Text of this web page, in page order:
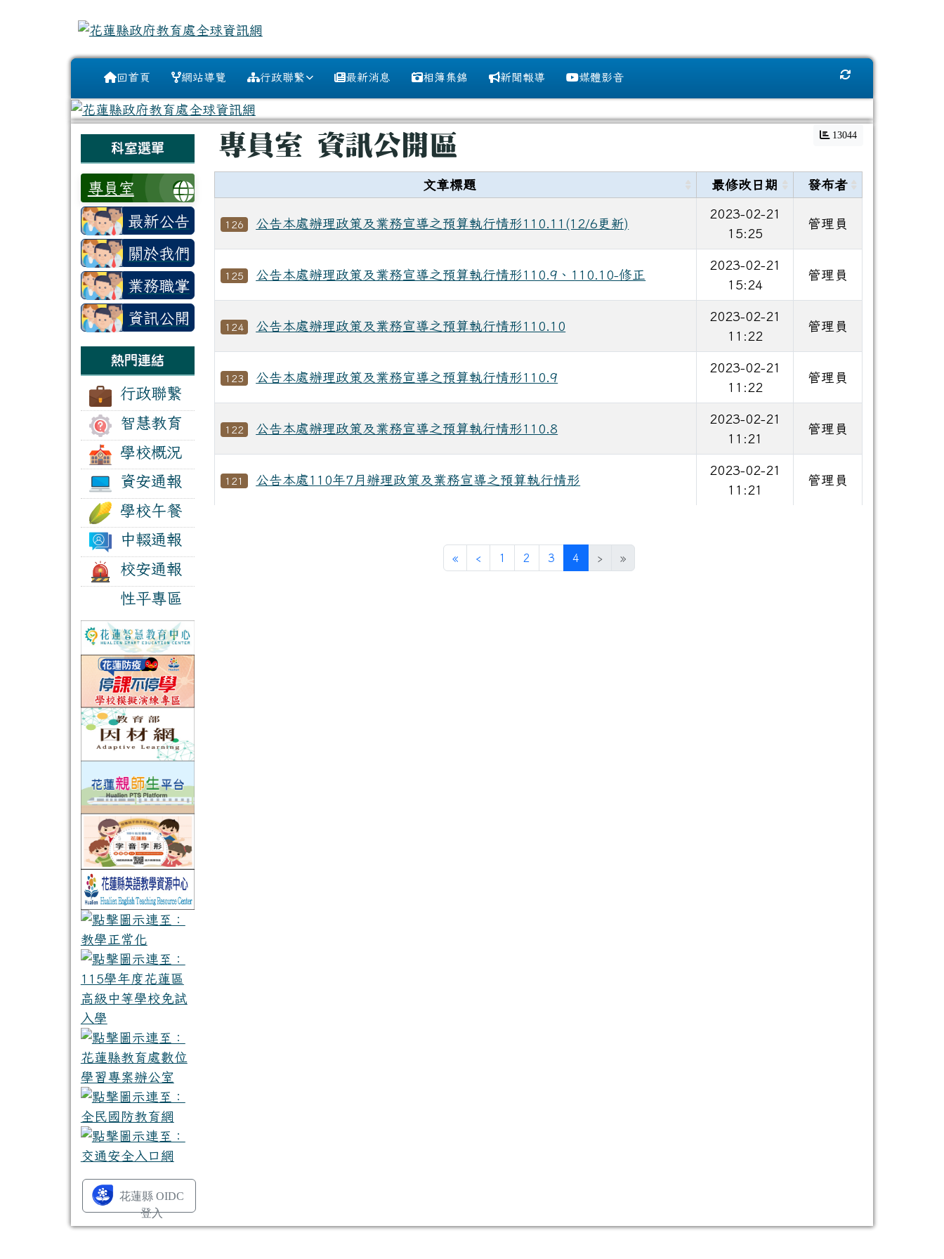
跳至主內容區
花蓮縣政府教育處全球資訊網
回首頁 網站導覽 行政聯繫 最新消息 相簿集錦 新聞報導 媒體影音 重新取得佈景設定
左邊區域內容
科室選單
專員室
最新公告
關於我們
業務職掌
資訊公開
區
熱門連結
行政聯繫
智慧教育
學校概況
資安通報
學校午餐
中輟通報
校安通報
性平專區
花蓮縣 OIDC
登入
主內容區域
專員室 資訊公開區 13044
文章標題 最修改日期 發布者
126 公告本處辦理政策及業務宣導之預算執行情形110.11(12/6更新)
2023-02-21
15:25
管理員
125 公告本處辦理政策及業務宣導之預算執行情形110.9、110.10-修正
2023-02-21
15:24
管理員
124 公告本處辦理政策及業務宣導之預算執行情形110.10
2023-02-21
11:22
管理員
123 公告本處辦理政策及業務宣導之預算執行情形110.9
2023-02-21
11:22
管理員
122 公告本處辦理政策及業務宣導之預算執行情形110.8
2023-02-21
11:21
管理員
121 公告本處110年7月辦理政策及業務宣導之預算執行情形
2023-02-21
11:21
管理員
«第一頁
‹上一頁
1 2 3 4(目前頁次)
› »
頁尾區域